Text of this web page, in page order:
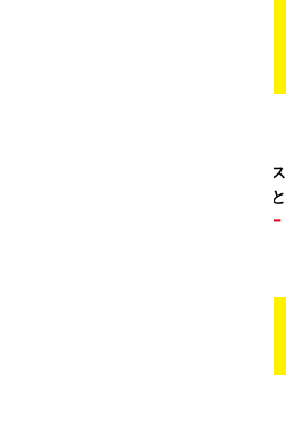
。ガソリンス
整備工場の既存インフラを活用すること
リー